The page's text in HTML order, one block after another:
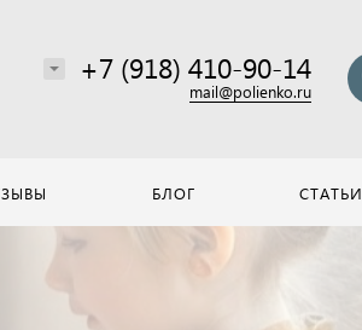
+7 (918) 410-90-14
mail@polienko.ru
БЛОГ СТАТЬИ